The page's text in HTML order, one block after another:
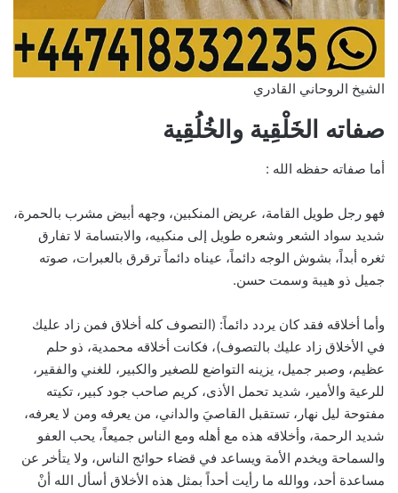
الشيخ الروحاني القادري
صفاته الخَلْقِية والخُلُقِية
أما صفاته حفظه الله :
فهو رجل طويل القامة، عريض المنكبين، وجهه أبيض مشرب بالحمرة،
شديد سواد الشعر وشعره طويل إلى منكبيه، والابتسامة لا تفارق
ثغره أبداً، بشوش الوجه دائماً، عيناه دائماً ترقرق بالعبرات، صوته
جميل ذو هيبة وسمت حسن.
وأما أخلاقه فقد كان يردد دائماً: (التصوف كله أخلاق فمن زاد عليك
في الأخلاق زاد عليك بالتصوف)، فكانت أخلاقه محمدية، ذو حلم
عظيم، وصبر جميل، يزينه التواضع للصغير والكبير، للغني والفقير،
للرعية والأمير، شديد تحمل الأذى، كريم صاحب جود كبير، تكيته
مفتوحة ليل نهار، تستقبل القاصيَ والداني، من يعرفه ومن لا يعرفه،
شديد الرحمة، وأخلاقه هذه مع أهله ومع الناس جميعاً، يحب العفو
والسماحة ويخدم الأمة ويساعد في قضاء حوائج الناس، ولا يتأخر عن
مساعدة أحد، ووالله ما رأيت أحداً بمثل هذه الأخلاق أسأل الله أنْ